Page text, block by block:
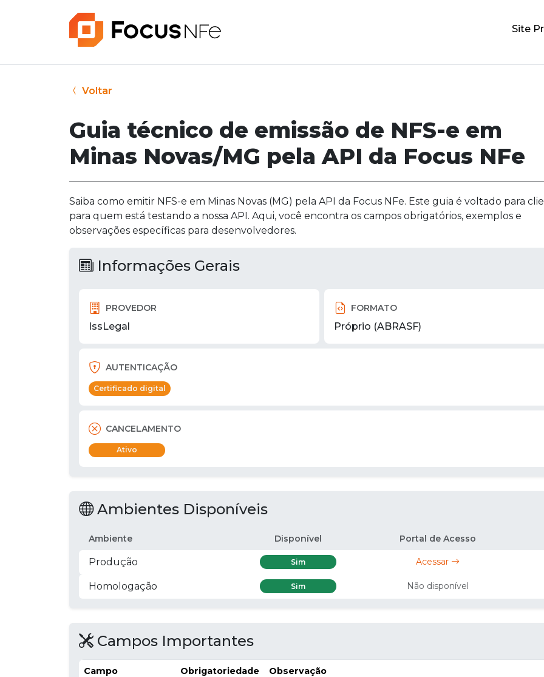
Site
Voltar
Guia técnico de emissão de NFS-e em
Minas Novas/MG pela API da Focus NFe
Saiba como emitir NFS-e em Minas Novas (MG) pela API da Focus NFe. Este guia é voltado para
para quem está testando a nossa API. Aqui, você encontra os campos obrigatórios, exemplos e
observações específicas para desenvolvedores.
Informações Gerais
PROVEDOR
IssLegal
FORMATO
Próprio (ABRASF)
AUTENTICAÇÃO
Certificado digital
CANCELAMENTO
Ativo
Ambientes Disponíveis
Ambiente Disponível Portal de Acesso
Produção Sim Acessar
Homologação Sim Não disponível
Campos Importantes
Campo Obrigatoriedade Observação